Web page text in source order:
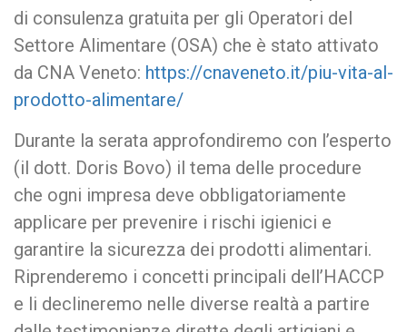
di consulenza gratuita per gli Operatori del
Settore Alimentare (OSA) che è stato attivato
da CNA Veneto: https://cnaveneto.it/piu-vita-al-
prodotto-alimentare/
Durante la serata approfondiremo con l’esperto
(il dott. Doris Bovo) il tema delle procedure
che ogni impresa deve obbligatoriamente
applicare per prevenire i rischi igienici e
garantire la sicurezza dei prodotti alimentari.
Riprenderemo i concetti principali dell’HACCP
e li declineremo nelle diverse realtà a partire